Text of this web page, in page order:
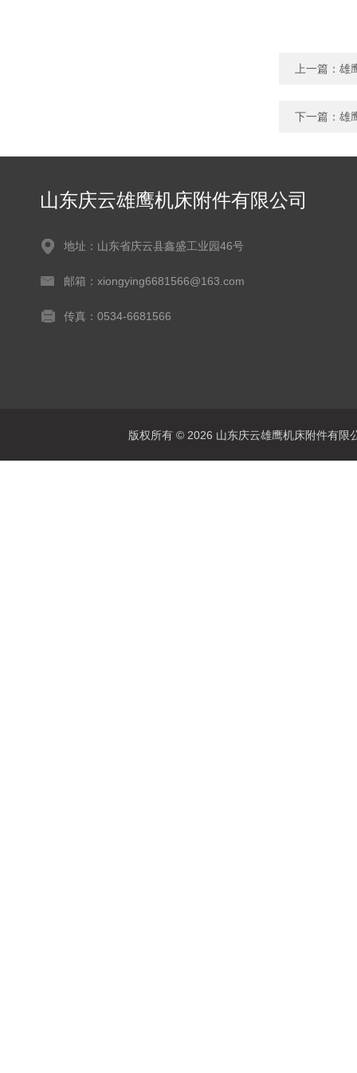
上一篇： 雄
下一篇： 雄
山东庆云雄鹰机床附件有限公司
地址：山东省庆云县鑫盛工业园46号
邮箱：xiongying6681566@163.com
传真：0534-6681566
版权所有 © 2026 山东庆云雄鹰机床附件有